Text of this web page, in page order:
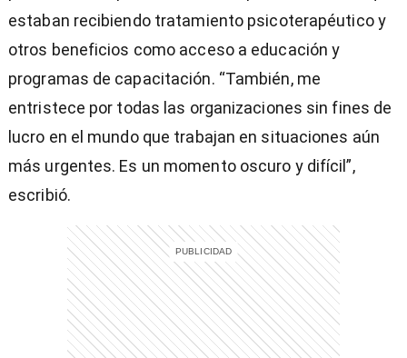
estaban recibiendo tratamiento psicoterapéutico y
otros beneficios como acceso a educación y
programas de capacitación. “También, me
entristece por todas las organizaciones sin fines de
lucro en el mundo que trabajan en situaciones aún
más urgentes. Es un momento oscuro y difícil”,
escribió.